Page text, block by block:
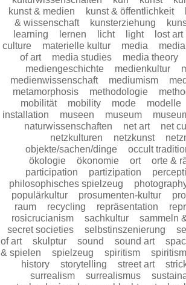
kunst & medien
kunst & öffentlichkeit
& wissenschaft
kunsterziehung
learning
lernen licht light
lost art
culture
materielle kultur media
of art
media studies
media theory
mediengeschichte
medienkultur
medienwissenschaft
mediumism
metamorphosis
methodologie
mobilität
mobility mode
modelle
installation
museen museum
naturwissenschaften
net art
net
netzkulturen
netzkunst
objekte/sachen/dinge
occult
ökologie
ökonomie ort
orte &
participation
partizipation
philosophisches spielzeug
populärkultur
prosumenten-kultur
raum
recycling repräsentation
rosicrucianism
sachkultur
sammeln
secret societies
selbstinszenierung
of art
skulptur sound sound art
& spielen
spielzeug spiritism
history
storytelling street art
surrealism
surrealismus